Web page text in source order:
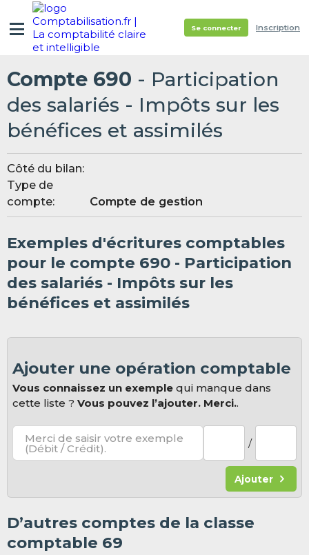
Se connecter Inscription
Compte 690 - Participation
des salariés - Impôts sur les
bénéfices et assimilés
Côté du bilan:
Type de
compte:
Compte de gestion
Exemples d'écritures comptables
pour le compte 690 - Participation
des salariés - Impôts sur les
bénéfices et assimilés
Ajouter une opération comptable
Vous connaissez un exemple qui manque dans
cette liste ?Vous pouvez l’ajouter. Merci..
Merci de saisir votre exemple
(Débit / Crédit). /
Ajouter
D’autres comptes de la classe
comptable 69